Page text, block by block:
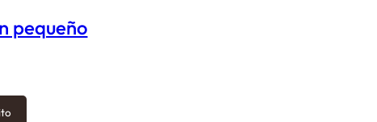
pequeño